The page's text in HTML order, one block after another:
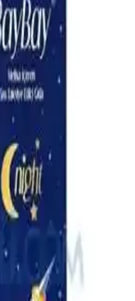
doğal ve güvenilir bebek
seçimiyle bebeğinizin
ve Hijyen
için etkili temizlik ve
günlük yaşamda güvenilir
Temel İlkeler
belirtiler ve hijyen
kazanılması üzerine
Pratik ve